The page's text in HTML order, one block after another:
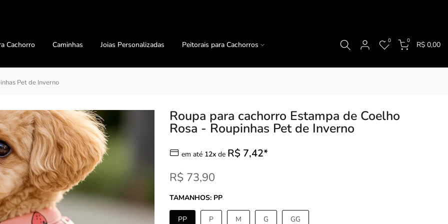
Cachorro Caminhas Joias Personalizadas Peitorais para Cachorros 0 0 R$ 0,00
Pet de Inverno
Roupa para cachorro Estampa de Coelho
Rosa - Roupinhas Pet de Inverno
em até 12x de R$ 7,42*
R$ 73,90
TAMANHOS: PP
PP P M G GG